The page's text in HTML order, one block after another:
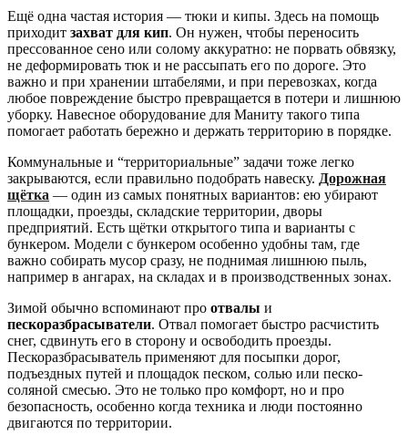
Ещё одна частая история — тюки и кипы. Здесь на помощь
приходит захват для кип. Он нужен, чтобы переносить
прессованное сено или солому аккуратно: не порвать обвязку,
не деформировать тюк и не рассыпать его по дороге. Это
важно и при хранении штабелями, и при перевозках, когда
любое повреждение быстро превращается в потери и лишнюю
уборку. Навесное оборудование для Маниту такого типа
помогает работать бережно и держать территорию в порядке.
Коммунальные и “территориальные” задачи тоже легко
закрываются, если правильно подобрать навеску. Дорожная
щётка — один из самых понятных вариантов: ею убирают
площадки, проезды, складские территории, дворы
предприятий. Есть щётки открытого типа и варианты с
бункером. Модели с бункером особенно удобны там, где
важно собирать мусор сразу, не поднимая лишнюю пыль,
например в ангарах, на складах и в производственных зонах.
Зимой обычно вспоминают про отвалы и
пескоразбрасыватели. Отвал помогает быстро расчистить
снег, сдвинуть его в сторону и освободить проезды.
Пескоразбрасыватель применяют для посыпки дорог,
подъездных путей и площадок песком, солью или песко-
соляной смесью. Это не только про комфорт, но и про
безопасность, особенно когда техника и люди постоянно
двигаются по территории.